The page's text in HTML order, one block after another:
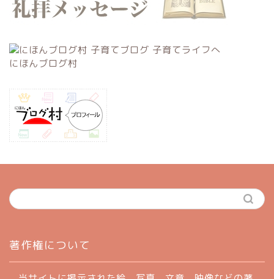
にほんブログ村
著作権について
profile